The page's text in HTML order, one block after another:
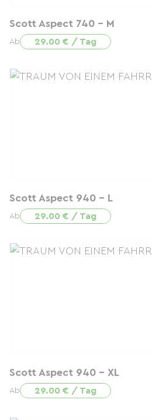
Scott Aspect 740 - M
Ab 29.00 € / Tag
Scott Aspect 940 - L
Ab 29.00 € / Tag
Scott Aspect 940 - XL
Ab 29.00 € / Tag